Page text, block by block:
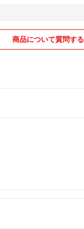
商品について質問する